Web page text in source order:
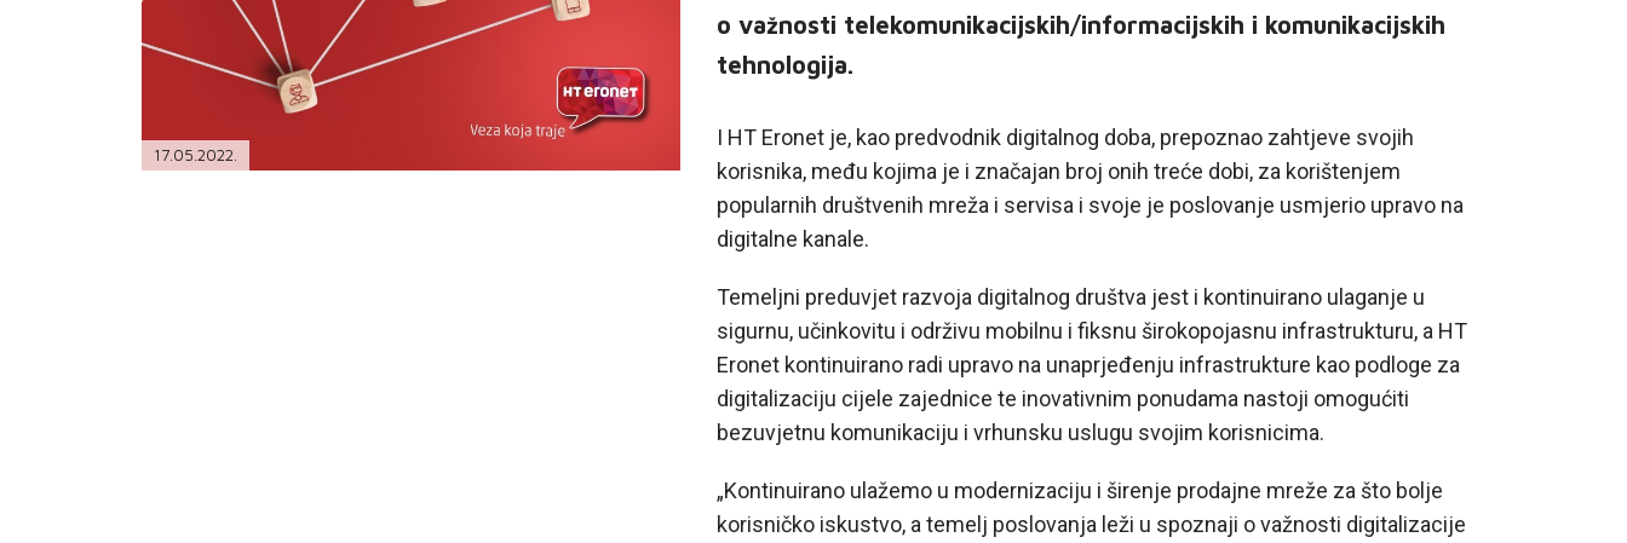
17.05.2022.
o važnosti telekomunikacijskih/informacijskih i komunikacijskih
tehnologija.
I HT Eronet je, kao predvodnik digitalnog doba, prepoznao zahtjeve svojih
korisnika, među kojima je i značajan broj onih treće dobi, za korištenjem
popularnih društvenih mreža i servisa i svoje je poslovanje usmjerio upravo na
digitalne kanale.
Temeljni preduvjet razvoja digitalnog društva jest i kontinuirano ulaganje u
sigurnu, učinkovitu i održivu mobilnu i fiksnu širokopojasnu infrastrukturu, a HT
Eronet kontinuirano radi upravo na unaprjeđenju infrastrukture kao podloge za
digitalizaciju cijele zajednice te inovativnim ponudama nastoji omogućiti
bezuvjetnu komunikaciju i vrhunsku uslugu svojim korisnicima.
„Kontinuirano ulažemo u modernizaciju i širenje prodajne mreže za što bolje
korisničko iskustvo, a temelj poslovanja leži u spoznaji o važnosti digitalizacije